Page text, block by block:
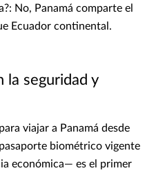
No, Panamá comparte el
Ecuador continental.
la seguridad y
viajar a Panamá desde
biométrico vigente
económica— es el primer